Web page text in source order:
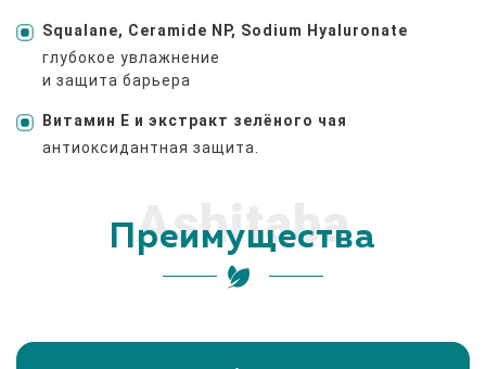
Squalane, Ceramide NP, Sodium Hyaluronate
глубокое увлажнение
и защита барьера
Витамин E и экстракт зелёного чая
антиоксидантная защита.
Преимущества
Ashitaba